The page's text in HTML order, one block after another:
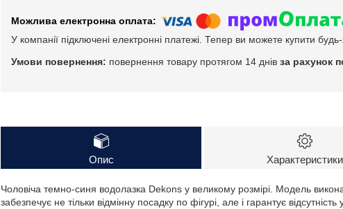
У компанії підключені електронні платежі. Тепер ви можете купити
повернення товару протягом 14 днів за рахунок
Опис Характеристики
Чоловіча темно-синя водолазка Dekons у великому розмірі. Модель
забезпечує не тільки відмінну посадку по фігурі, але і гарантує